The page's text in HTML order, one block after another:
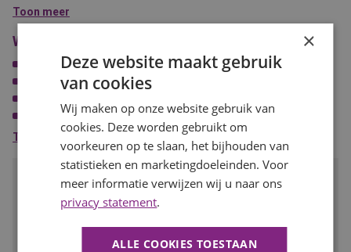
als schriftelijk;
Leergierig, gemotiveerd en een proactieve werkhouding;
Zelfstandig kunnen werken, maar ook een echte teamspeler;
Een heftruckcertificaat is een pre.
Toon meer
Wat wij bieden
Een uitstekend salaris passend bij jouw ervaring en kwaliteiten;
Goede secundaire arbeidsvoorwaarden;
Een werkomgeving waar jouw inzet en motivatie worden
gewaardeerd;
Werktijden van 07:30 tot 16:00 uur.
Toon meer
Spreekt deze baan je aan?
Solliciteer dan snel op deze functie of deel de vacature met
×
Deze website maakt gebruik
van cookies
Wij maken op onze website gebruik van
cookies. Deze worden gebruikt om
voorkeuren op te slaan, het bijhouden van
statistieken en marketingdoeleinden. Voor
meer informatie verwijzen wij u naar ons
privacy statement.
ALLE COOKIES TOESTAAN